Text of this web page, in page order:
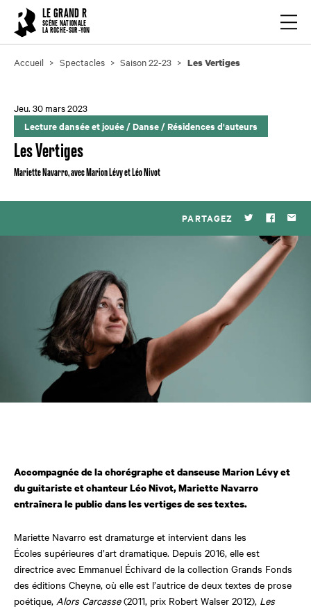
LE GRAND R
SCÈNE NATIONALE
LA ROCHE-SUR-YON
Accueil Spectacles Saison 22-23 Les Vertiges
Jeu. 30 mars 2023
Lecture dansée et jouée/ Danse/ Résidences d'auteurs
Les Vertiges
Mariette Navarro, avec Marion Lévy et Léo Nivot
PARTAGEZ Twitter
Accompagnée de la chorégraphe et danseuse Marion Lévy et
du guitariste et chanteur Léo Nivot, Mariette Navarro
entraînera le public dans les vertiges de ses textes.
Mariette Navarro est dramaturge et intervient dans les
Écoles supérieures d’art dramatique. Depuis 2016, elle est
directrice avec Emmanuel Échivard de la collection Grands Fonds
des éditions Cheyne, où elle est l’autrice de deux textes de prose
poétique, Alors Carcasse(2011, prix Robert Walser 2012), Les
Cookies management panel